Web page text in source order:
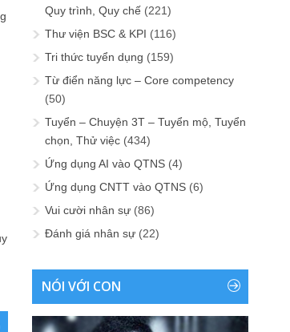
Quy trình, Quy chế (221)
Thư viện BSC & KPI (116)
Tri thức tuyển dụng (159)
Từ điển năng lực – Core competency
(50)
Tuyển – Chuyện 3T – Tuyển mộ, Tuyển
chọn, Thử việc (434)
Ứng dụng AI vào QTNS (4)
Ứng dụng CNTT vào QTNS (6)
Vui cười nhân sự (86)
Đánh giá nhân sự (22)
NÓI VỚI CON